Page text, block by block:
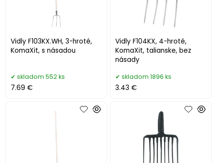
Vidly F103KX.WH, 3-hroté,
KomaXit, s násadou
skladom 552 ks
7.69 €
Vidly F104KX, 4-hroté,
KomaXit, talianske, bez
násady
skladom 1896 ks
3.43 €